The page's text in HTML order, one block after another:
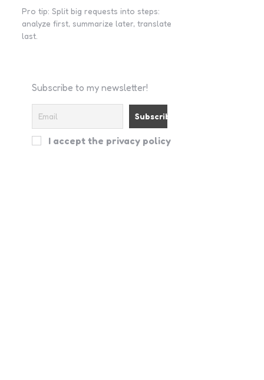
Pro tip: Split big requests into steps:
analyze first, summarize later, translate
last.
Subscribe to my newsletter!
I accept the privacy policy